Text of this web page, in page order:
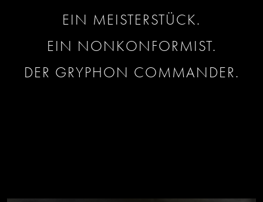
EIN MEISTERSTÜCK.
EIN NONKONFORMIST.
DER GRYPHON COMMANDER.